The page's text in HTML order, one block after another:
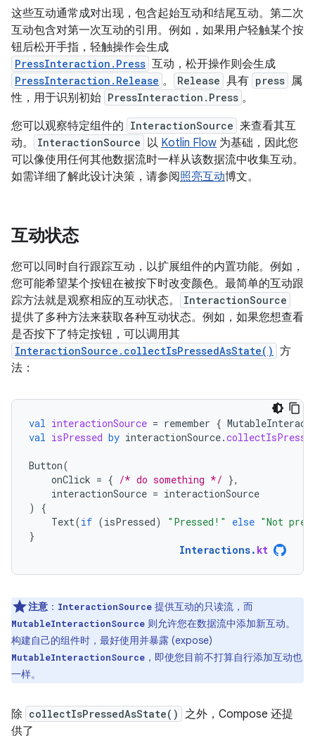
这些互动通常成对出现，包含起始互动和结尾互动。第二次
互动包含对第一次互动的引用。例如，如果用户轻触某个按
钮后松开手指，轻触操作会生成
PressInteraction.Press 互动，松开操作则会生成
PressInteraction.Release 。 Release 具有 press 属
性，用于识别初始 PressInteraction.Press 。
您可以观察特定组件的 InteractionSource 来查看其互
动。
InteractionSource 以 Kotlin Flow 为基础，因此您
可以像使用任何其他数据流时一样从该数据流中收集互动。
如需详细了解此设计决策，请参阅照亮互动博文。
互动状态
您可以同时自行跟踪互动，以扩展组件的内置功能。例如，
您可能希望某个按钮在被按下时改变颜色。最简单的互动跟
踪方法就是观察相应的互动状态。
InteractionSource
提供了多种方法来获取各种互动状态。例如，如果您想查看
是否按下了特定按钮，可以调用其
InteractionSource.collectIsPressedAsState() 方
法：
val interactionSource = remember {
val isPressed by interactionSource.
Button(
onClick = { /* do something */ },
interactionSource = interactionSource
)
{
Text(if (isPressed) "Pressed!" else "Not
}
Interactions. kt
注意 ： InteractionSource 提供互动的只读流，而
MutableInteractionSource 则允许您在数据流中添加新互动。
构建自己的组件时，最好使用并暴露 (expose)
MutableInteractionSource ，即使您目前不打算自行添加互动也
一样。
除 collectIsPressedAsState()
之外，Compose 还提
供了